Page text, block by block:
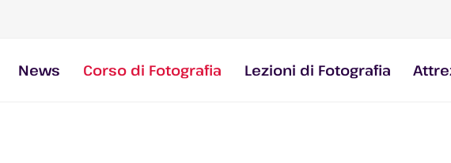
News Corso di Fotografia Lezioni di Fotografia